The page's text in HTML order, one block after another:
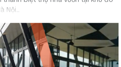
Nội...